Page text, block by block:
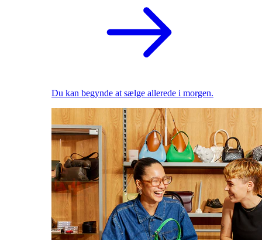
Du kan begynde at sælge allerede i morgen.